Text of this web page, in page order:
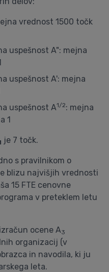
vrednost 1500 točk
uspešnost A": mejna
uspešnost A': mejna
uspešnost A1/2: mejna
1
je 7 točk.
s pravilnikom o
blizu najvišjih vrednosti
15 FTE cenovne
v preteklem letu
ocene A3
organizacij (v
in navodila, ki ju
leta.